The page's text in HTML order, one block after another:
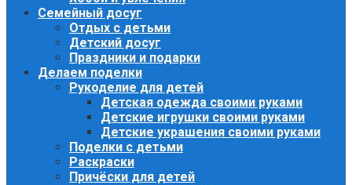
Семейный досуг
Отдых с детьми
Детский досуг
Праздники и подарки
Делаем поделки
Рукоделие для детей
Детская одежда своими руками
Детские игрушки своими руками
Детские украшения своими руками
Поделки с детьми
Раскраски
Причёски для детей